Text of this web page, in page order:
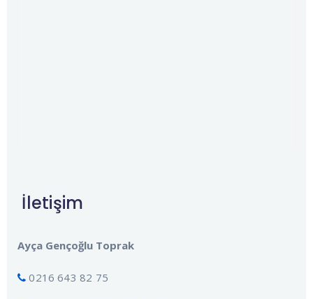
İletişim
Ayça Gençoğlu Toprak
0216 643 82 75